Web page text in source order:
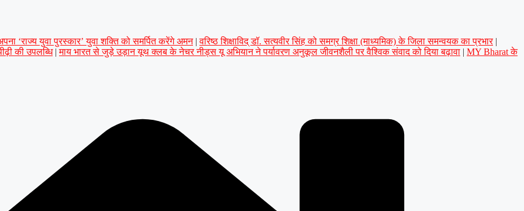
‘राज्य युवा पुरस्कार’ युवा शक्ति को समर्पित करेंगे अमन | वरिष्ठ शिक्षाविद् डॉ. सत्यवीर सिंह को समग्र शिक्षा (माध्यमिक) के जिला समन्वयक का प्रभार |
की उपलब्धि | माय भारत से जुड़े उड़ान यूथ क्लब के नेचर नीड्स यू अभियान ने पर्यावरण अनुकूल जीवनशैली पर वैश्विक संवाद को दिया बढ़ावा | MY Bharat के